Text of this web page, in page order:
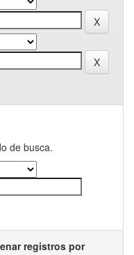
de busca.
registros por